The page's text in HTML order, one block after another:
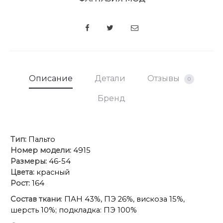
SHARE
Описание Детали Отзывы 0
Бренд
Тип: Пальто
Номер модели: 4915
Размеры: 46-54
Цвета: красный
Рост: 164
Состав ткани: ПАН 43%, ПЭ 26%, вискоза 15%,
шерсть 10%; подкладка: ПЭ 100%